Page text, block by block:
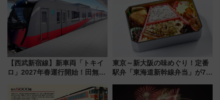
で解説！
ぶ！ JR空港駅は2面3線化！
【西武新宿線】新車両「トキイ
ロ」2027年春運行開始！田無・
「第2弾」も
東京～新大阪の味めぐり！定番
駅弁「東海道新幹線弁当」が7月